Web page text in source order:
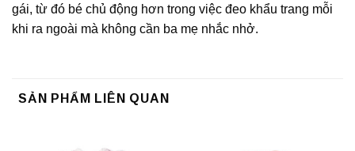
gái, từ đó bé chủ động hơn trong việc đeo khẩu trang mỗi
khi ra ngoài mà không cần ba mẹ nhắc nhở.
SẢN PHẨM LIÊN QUAN